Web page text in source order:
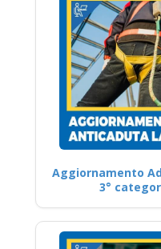
Aggiornamento
3°